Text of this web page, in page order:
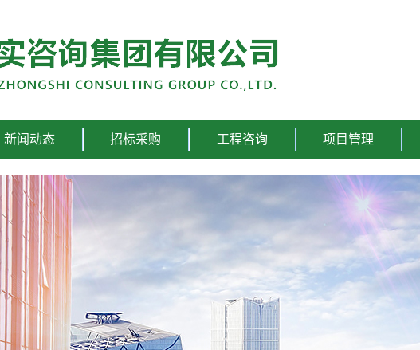
新闻动态 招标采购 工程咨询 项目管理